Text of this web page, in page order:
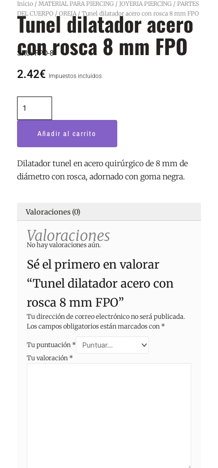
Inicio / MATERIAL PARA PIERCING / JOYERIA PIERCING / PARTES
DEL CUERPO / OREJA/ Tunel dilatador acero con rosca 8 mm FPO
Tunel dilatador acero
con rosca 8 mm FPO
SKU:FPO-8
2.42€ Impuestos incluidos
dilatador
rosca
8
mm
Añadir al carrito
Dilatador tunel en acero quirúrgico de 8 mm de
diámetro con rosca, adornado con goma negra.
Valoraciones (0)
Valoraciones
No hay valoraciones aún.
Sé el primero en valorar
“Tunel dilatador acero con
rosca 8 mm FPO”
Tu dirección de correo electrónico no será publicada.
Los campos obligatorios están marcados con *
Tu puntuación *
Tu valoración *